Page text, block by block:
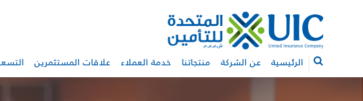
الرئيسية عن الشركة منتجاتنا خدمة العملاء علاقات المستثمرين